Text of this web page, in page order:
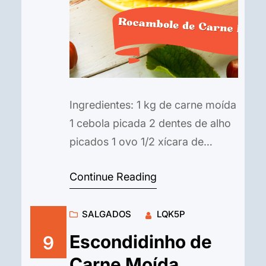
Ingredientes: 1 kg de carne moída
1 cebola picada 2 dentes de alho
picados 1 ovo 1/2 xícara de
cebolinha picadas a gosto Sal e
a gosto (presunto, queijo, ovo
cozido picado, azeitonas, etc.)
Bacon em fatias para cobrir
Continue Reading
9
SALGADOS LQK5P
Escondidinho de